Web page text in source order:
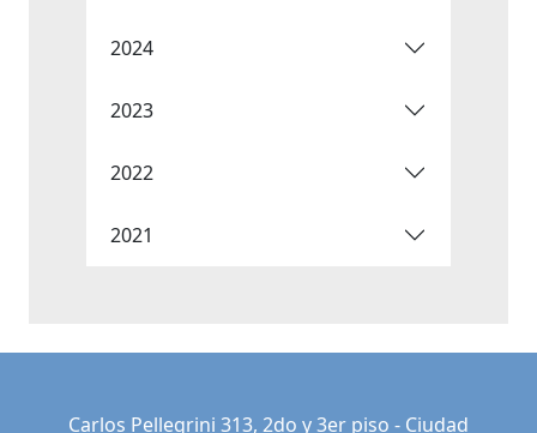
2024
2023
2022
2021
Carlos Pellegrini 313, 2do y 3er piso - Ciudad